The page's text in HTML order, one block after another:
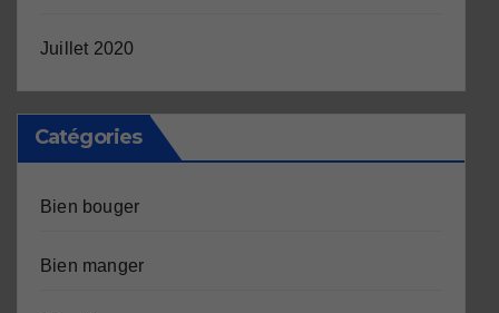
Juillet 2020
Catégories
Bien bouger
Bien manger